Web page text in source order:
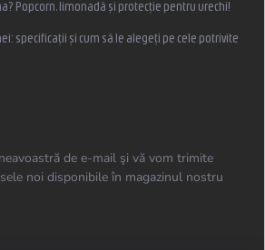
Popcorn, limonadă și protecție pentru urechi!
specificații și cum să le alegeți pe cele potrivite
de e-mail şi vă vom trimite
noi disponibile în magazinul nostru